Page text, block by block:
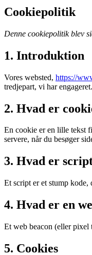
Cookiepolitik
Denne cookiepolitik blev
1. Introduktion
Vores websted, https://
tredjepart, vi har
2. Hvad er
En cookie er en lille tekst
servere, når du besøger
3. Hvad er
Et script er et stump kode,
4. Hvad er en
Et web beacon (eller pixel
5. Cookies